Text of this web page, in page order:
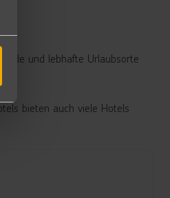
und lebhafte Urlaubsorte
bieten auch viele Hotels